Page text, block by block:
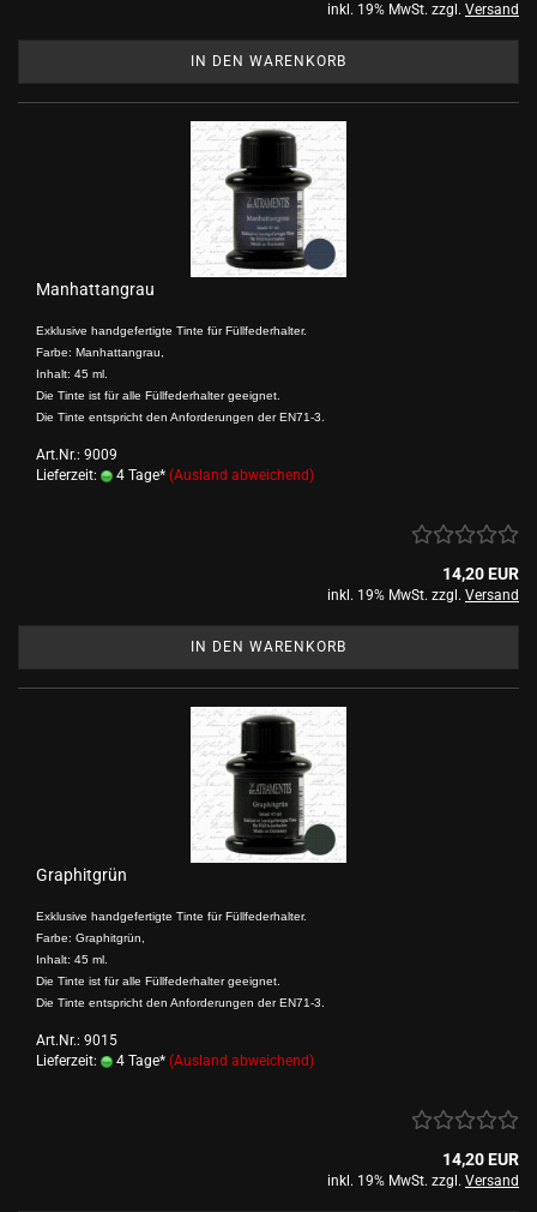
inkl. 19% MwSt. zzgl. Versand
IN DEN WARENKORB
Manhattangrau
Exklusive handgefertigte Tinte für Füllfederhalter.
Farbe: Manhattangrau,
Inhalt: 45 ml.
Die Tinte ist für alle Füllfederhalter geeignet.
Die Tinte entspricht den Anforderungen der EN71-3.
Art.Nr.: 9009
Lieferzeit:
4 Tage* (Ausland abweichend)
14,20 EUR
inkl. 19% MwSt. zzgl. Versand
IN DEN WARENKORB
Graphitgrün
Exklusive handgefertigte Tinte für Füllfederhalter.
Farbe: Graphitgrün,
Inhalt: 45 ml.
Die Tinte ist für alle Füllfederhalter geeignet.
Die Tinte entspricht den Anforderungen der EN71-3.
Art.Nr.: 9015
Lieferzeit:
4 Tage* (Ausland abweichend)
14,20 EUR
inkl. 19% MwSt. zzgl. Versand